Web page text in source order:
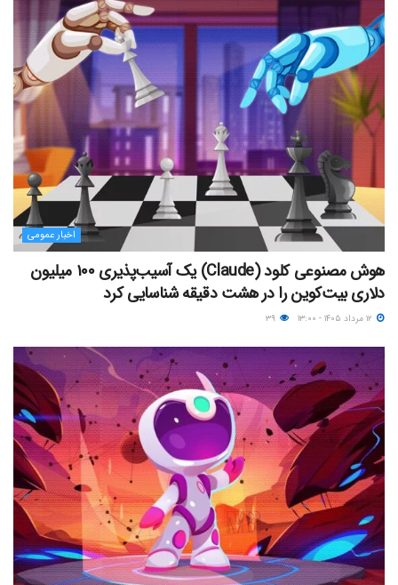
اخبار عمومی
هوش مصنوعی کلود (Claude) یک آسیب‌پذیری ۱۰۰ میلیون
دلاری بیت‌کوین را در هشت دقیقه شناسایی کرد